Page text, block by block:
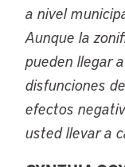
a nivel
Aunque la
pueden llegar
disfunciones
efectos
usted llevar a